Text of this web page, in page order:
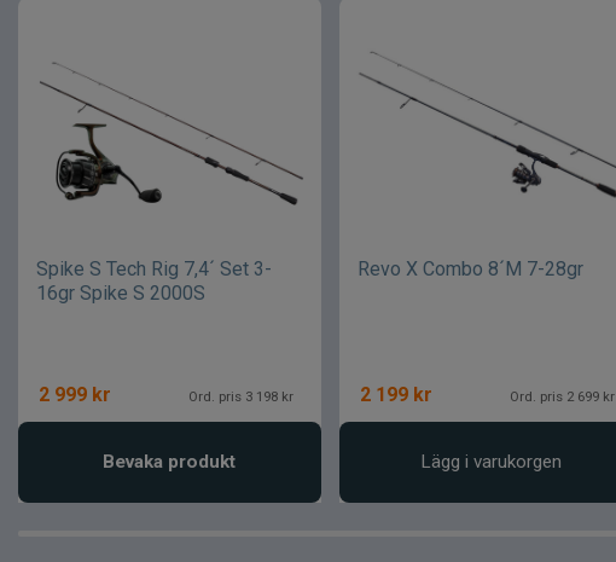
Spike S Tech Rig 7,4´ Set 3-
16gr Spike S 2000S
2 999 kr Ord. pris 3 198 kr
Bevaka produkt
Revo X Combo 8´M 7-28gr
2 199 kr Ord. pris 2 699 kr
Lägg i varukorgen